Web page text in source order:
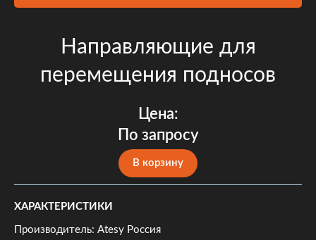
Направляющие для
перемещения подносов
Цена:
По запросу
В корзину
ХАРАКТЕРИСТИКИ
Производитель: Atesy Россия